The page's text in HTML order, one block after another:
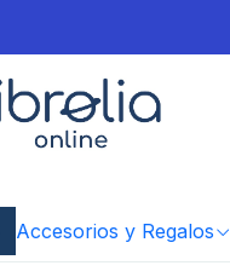
Accesorios y Regalos